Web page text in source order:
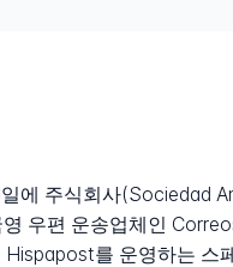
에 주식회사(Sociedad
우편 운송업체인
를 운영하는 스